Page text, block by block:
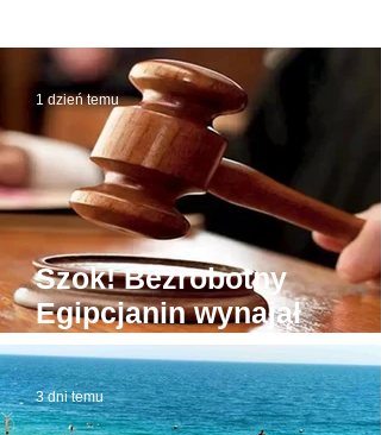
Szok! Bezrobotny
Egipcjanin wynajął
budynek sądu. W
roboty todze wyłudzał
łapówki od naiwnych
1 dzień temu
3 dni temu